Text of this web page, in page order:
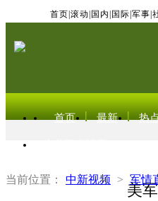
首页 滚动 国内 国际 军事
首页 最新 热
当前位置： 中新视频 > 军情
美